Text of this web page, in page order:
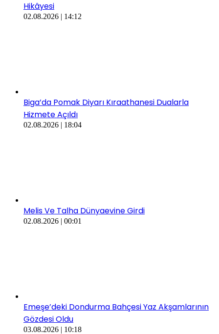
Hikâyesi
02.08.2026 | 14:12
Biga’da Pomak Diyarı Kıraathanesi Dualarla
Hizmete Açıldı
02.08.2026 | 18:04
Melis Ve Talha Dünyaevine Girdi
02.08.2026 | 00:01
​​Emeşe’deki Dondurma Bahçesi Yaz Akşamlarının
Gözdesi Oldu
03.08.2026 | 10:18